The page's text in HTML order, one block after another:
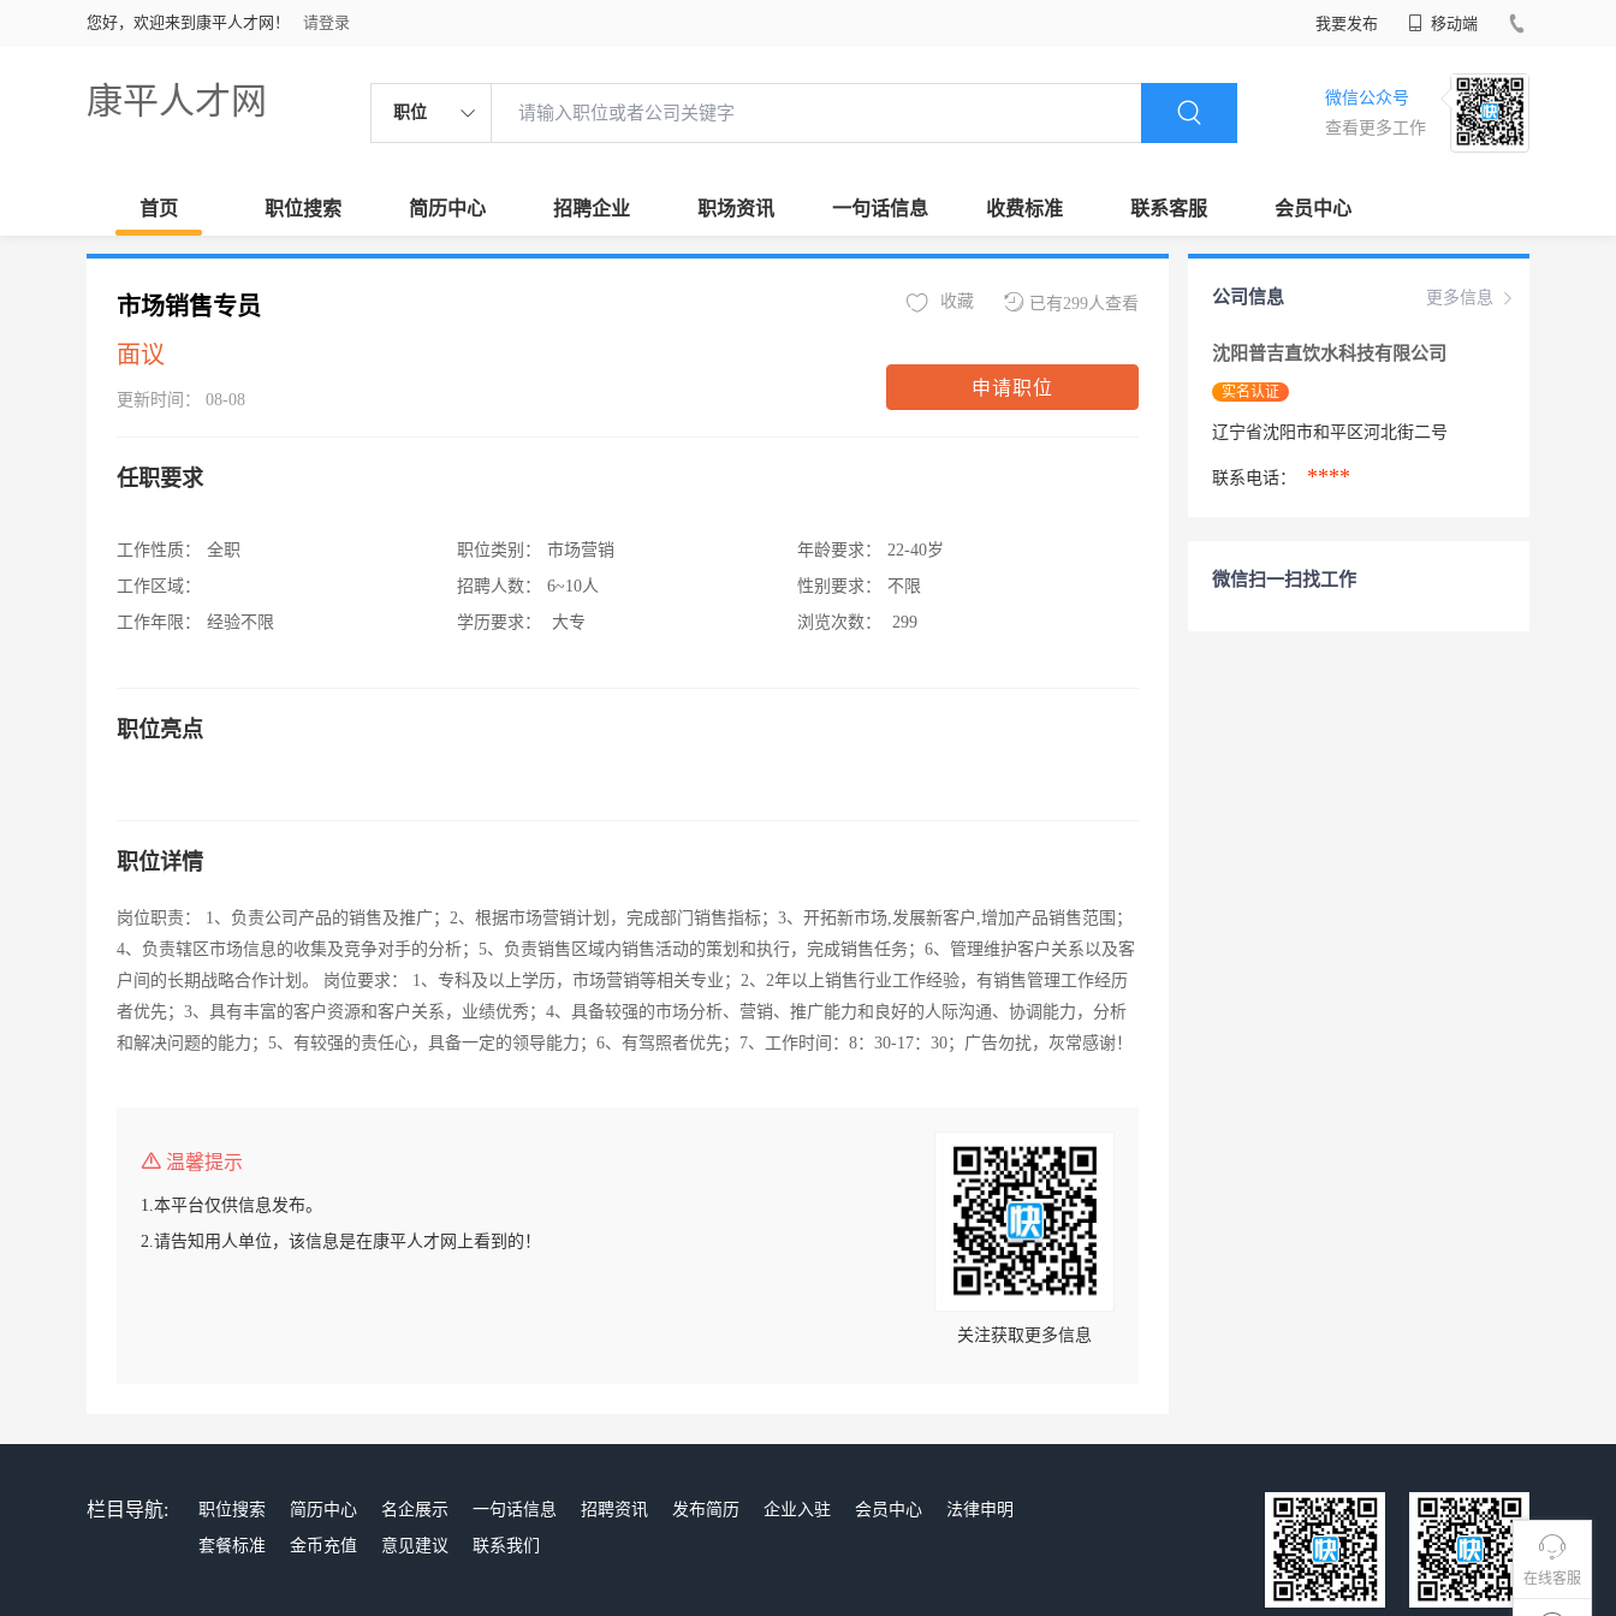
您好，欢迎来到康平人才网！ 请登录 我要发布 移动端
康平人才网 职位
微信公众号
查看更多工作
首页 职位搜索 简历中心 招聘企业 职场资讯 一句话信息 收费标准 联系客服 会员中心
在线客服
市场销售专员
面议
更新时间： 08-08
已有299人查看
收藏
申请职位
任职要求
工作性质：
全职
工作区域：
工作年限：
经验不限
职位类别：
市场营销
招聘人数：
6~10人
学历要求：
大专
年龄要求：
22-40岁
性别要求：
不限
浏览次数：
299
职位亮点
职位详情
岗位职责： 1、负责公司产品的销售及推广；2、根据市场营销计划，完成部门销售指标；3、开拓新市场,发展新客户,增加产品销售范围；
4、负责辖区市场信息的收集及竞争对手的分析；5、负责销售区域内销售活动的策划和执行，完成销售任务；6、管理维护客户关系以及客
户间的长期战略合作计划。 岗位要求： 1、专科及以上学历，市场营销等相关专业；2、2年以上销售行业工作经验，有销售管理工作经历
者优先；3、具有丰富的客户资源和客户关系，业绩优秀；4、具备较强的市场分析、营销、推广能力和良好的人际沟通、协调能力，分析
和解决问题的能力；5、有较强的责任心，具备一定的领导能力；6、有驾照者优先；7、工作时间：8：30-17：30；广告勿扰，灰常感谢！
温馨提示
1.本平台仅供信息发布。
2.请告知用人单位，该信息是在康平人才网上看到的！
关注获取更多信息
更多信息
公司信息
沈阳普吉直饮水科技有限公司
实名认证
辽宁省沈阳市和平区河北街二号
联系电话： ****
微信扫一扫找工作
栏目导航: 职位搜索 简历中心 名企展示 一句话信息 招聘资讯 发布简历 企业入驻 会员中心
法律申明
套餐标准
金币充值 意见建议 联系我们